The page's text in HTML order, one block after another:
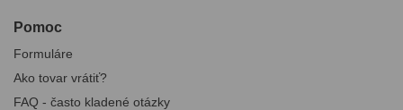
Pomoc
Formuláre
Ako tovar vrátiť?
FAQ - často kladené otázky